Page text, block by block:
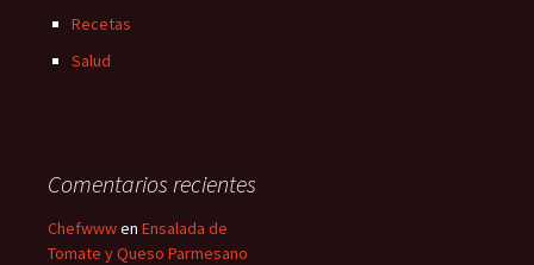
Recetas
Salud
Comentarios recientes
Chefwwwen Ensalada de
Tomate y Queso Parmesano